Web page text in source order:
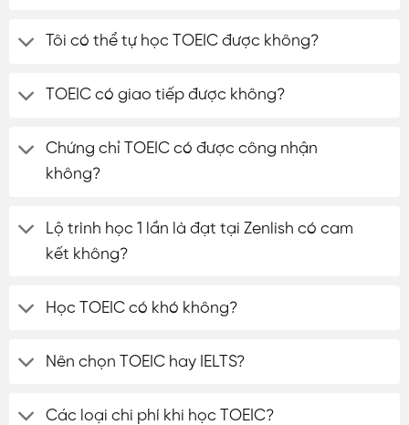
Tôi có thể tự học TOEIC được không?
TOEIC có giao tiếp được không?
Chứng chỉ TOEIC có được công nhận
không?
Lộ trình học 1 lần là đạt tại Zenlish có cam
kết không?
Học TOEIC có khó không?
Nên chọn TOEIC hay IELTS?
Các loại chi phí khi học TOEIC?